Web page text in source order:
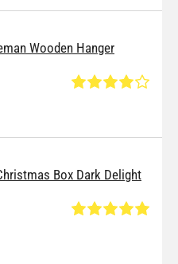
Wooden Hanger
Box Dark Delight